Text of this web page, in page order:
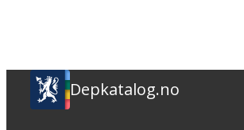
Depkatalog.no